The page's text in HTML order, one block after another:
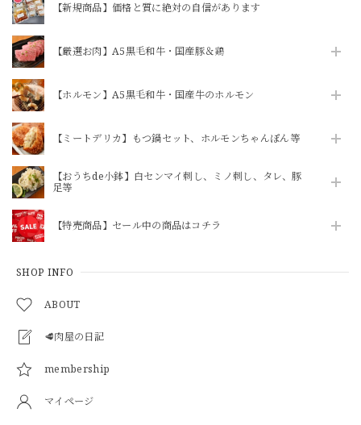
【新規商品】価格と質に絶対の自信があります
【厳選お肉】A5黒毛和牛・国産豚＆鶏
【ホルモン】A5黒毛和牛・国産牛のホルモン
【ミートデリカ】もつ鍋セット、ホルモンちゃんぽん等
【おうちde小鉢】白センマイ刺し、ミノ刺し、タレ、豚
足等
【特売商品】セール中の商品はコチラ
SHOP INFO
ABOUT
🥩肉屋の日記
membership
マイページ